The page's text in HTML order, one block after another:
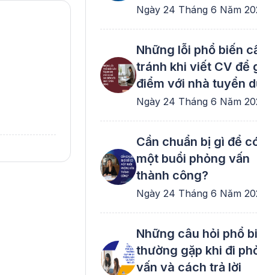
Ngày 24 Tháng 6 Năm
Những lỗi phổ biến
tránh khi viết CV để
điểm với nhà tuyển
Ngày 24 Tháng 6 Năm
Cần chuẩn bị gì để
một buổi phỏng vấn
thành công?
Ngày 24 Tháng 6 Năm
Những câu hỏi phổ
thường gặp khi đi
vấn và cách trả lời